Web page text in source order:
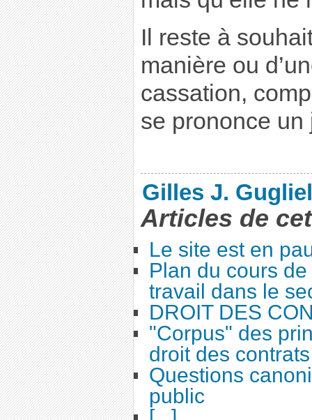
Il reste à
manière ou
cassation,
se prononce
Gilles J.
Articles de
Le site est en
Plan du cours
travail dans le
DROIT DES
"Corpus" des
droit des
Questions
public